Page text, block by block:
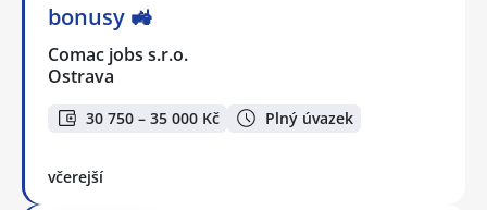
bonusy 🚜
Comac jobs s.r.o.
Ostrava
30 750 – 35 000 Kč Plný úvazek
včerejší